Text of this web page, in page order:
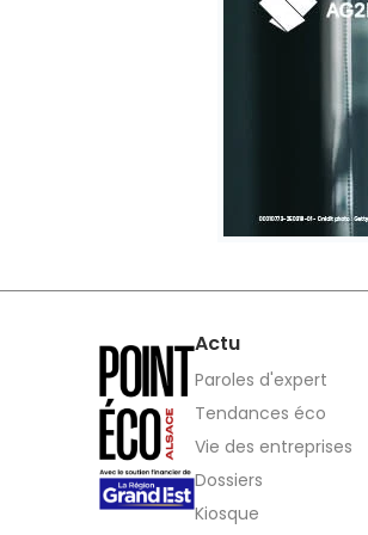
Actu
Paroles d'expert
Tendances éco
Vie des entreprises
Dossiers
Kiosque